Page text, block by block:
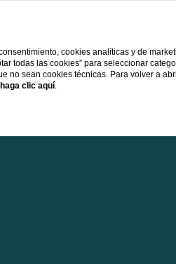
Estancia
cookies analíticas y de
todas las cookies” para seleccionar
sean cookies técnicas. Para volver a
haga clic aquí.